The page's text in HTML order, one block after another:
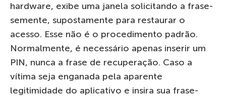
hardware, exibe uma janela solicitando a frase-
semente, supostamente para restaurar o
acesso. Esse não é o procedimento padrão.
Normalmente, é necessário apenas inserir um
PIN, nunca a frase de recuperação. Caso a
vítima seja enganada pela aparente
legitimidade do aplicativo e insira sua frase-